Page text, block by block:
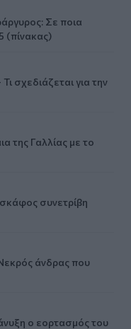
Σε ποια
(πίνακας)
σχεδιάζεται για την
της Γαλλίας με το
συνετρίβη
άνδρας που
ο εορτασμός του